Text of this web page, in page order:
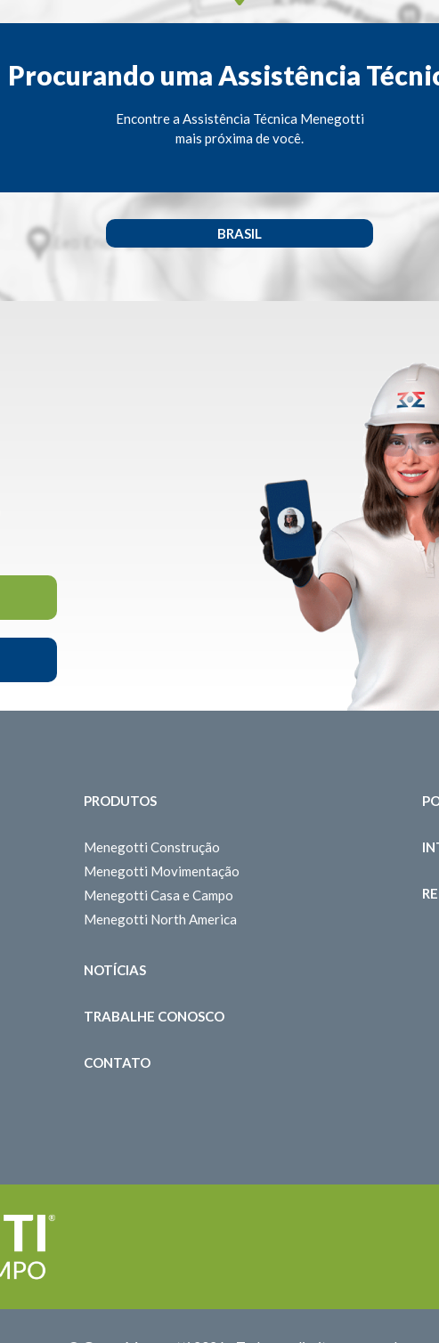
Procurando uma Assistência
Encontre a Assistência Técnica Menegotti
mais próxima de você.
BRASIL
PRODUTOS
Menegotti Construção
Menegotti Movimentação
Menegotti Casa e Campo
Menegotti North America
NOTÍCIAS
TRABALHE CONOSCO
CONTATO